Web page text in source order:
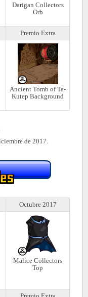
Darigan Collectors
Orb
Premio Extra
Ancient Tomb of Ta-
Kutep Background
de 2017.
Octubre 2017
Malice Collectors
Top